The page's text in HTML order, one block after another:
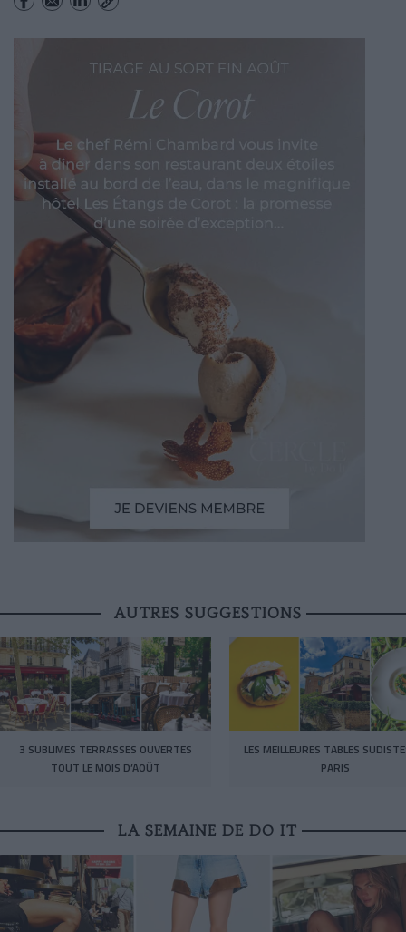
AUTRES SUGGESTIONS
3 SUBLIMES TERRASSES OUVERTES
TOUT LE MOIS D’AOÛT
LES MEILLEURES TABLES
PARIS
LA SEMAINE DE DO IT